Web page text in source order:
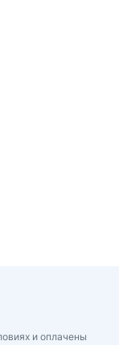
и оплачены